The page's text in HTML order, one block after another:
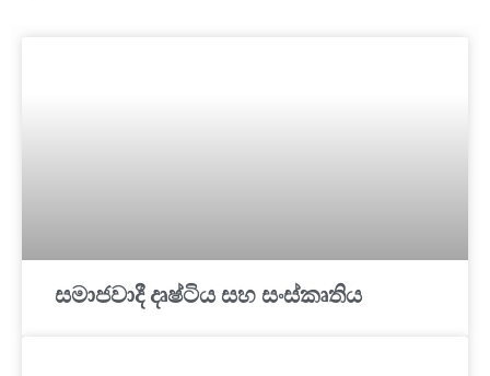
සමාජවාදී දෘෂ්ටිය සහ සංස්කෘතිය